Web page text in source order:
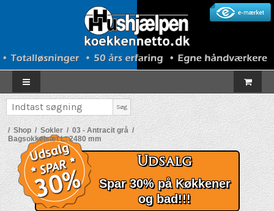
Søg
/ Shop / Sokler / 03 - Antracit grå /
Bagsokkelsæt L: 2480 mm
Udsalg
Spar 30% på Køkkener
og bad!!!